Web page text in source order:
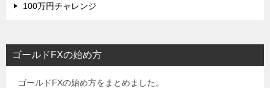
100万円チャレンジ
ゴールドFXの始め方
ゴールドFXの始め方をまとめました。